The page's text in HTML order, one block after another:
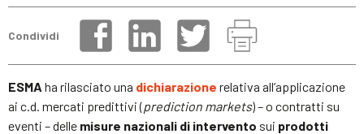
Condividi
ESMA ha rilasciato una dichiarazione relativa all’applicazione
ai c.d. mercati predittivi (prediction markets) – o contratti su
eventi – delle misure nazionali di intervento sui prodotti